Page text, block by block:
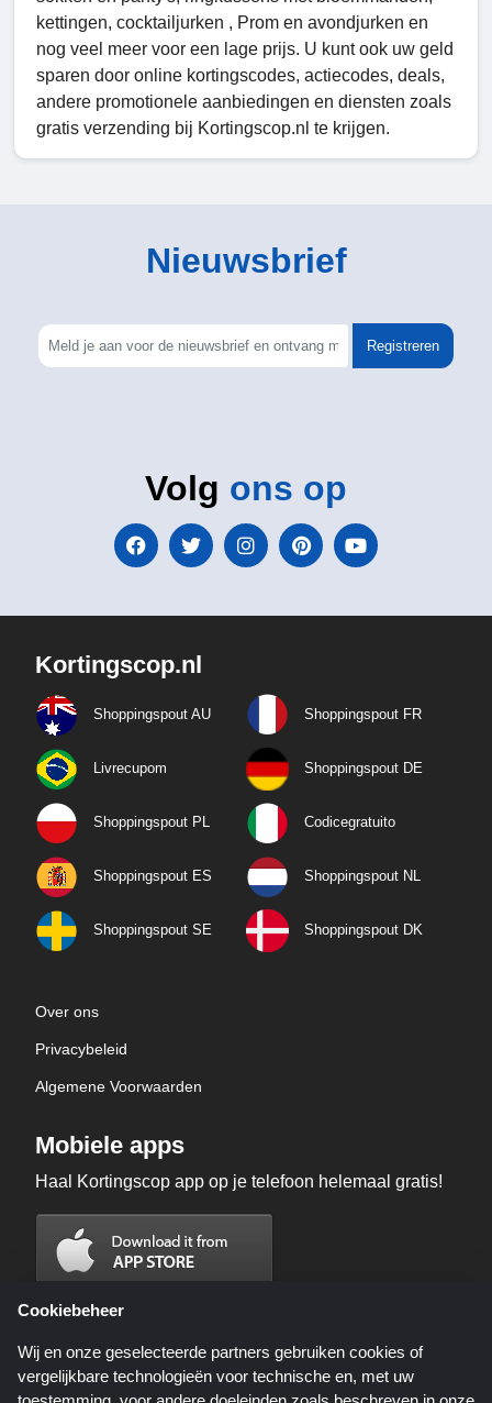
kettingen, cocktailjurken , Prom en avondjurken en
nog veel meer voor een lage prijs. U kunt ook uw geld
sparen door online kortingscodes, actiecodes, deals,
andere promotionele aanbiedingen en diensten zoals
gratis verzending bij Kortingscop.nl te krijgen.
Nieuwsbrief
Registreren
Volg ons op
Kortingscop.nl
Shoppingspout AU Shoppingspout FR
Livrecupom Shoppingspout DE
Shoppingspout PL Codicegratuito
Shoppingspout ES Shoppingspout NL
Shoppingspout SE Shoppingspout DK
Over ons
Privacybeleid
Algemene Voorwaarden
Mobiele apps
Haal Kortingscop app op je telefoon helemaal gratis!
Cookiebeheer
Wij en onze geselecteerde partners gebruiken cookies of
vergelijkbare technologieën voor technische en, met uw